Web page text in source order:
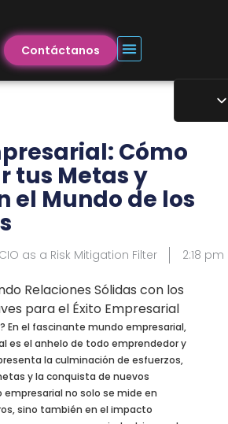
Contáctanos
Cómo
tus Metas y
el Mundo de los
as a Risk Mitigation Filter 2:18 pm
En el fascinante mundo empresarial,
es el anhelo de todo emprendedor y
la culminación de esfuerzos,
y la conquista de nuevos
empresarial no solo se mide en
sino también en el impacto